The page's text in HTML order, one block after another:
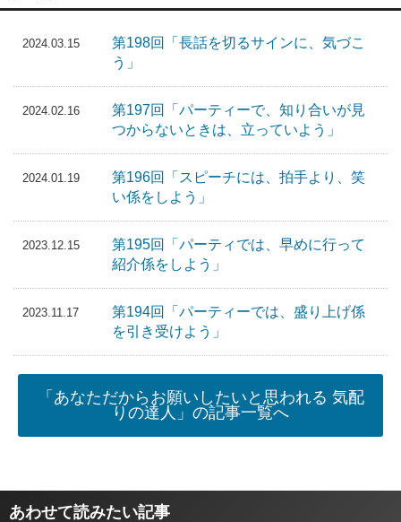
2024.03.15
第198回「長話を切るサインに、気づこ
う」
2024.02.16
第197回「パーティーで、知り合いが見
つからないときは、立っていよう」
2024.01.19
第196回「スピーチには、拍手より、笑
い係をしよう」
2023.12.15
第195回「パーティでは、早めに行って
紹介係をしよう」
2023.11.17
第194回「パーティーでは、盛り上げ係
を引き受けよう」
「あなただからお願いしたいと思われる 気配
りの達人」の記事一覧へ
あわせて読みたい記事